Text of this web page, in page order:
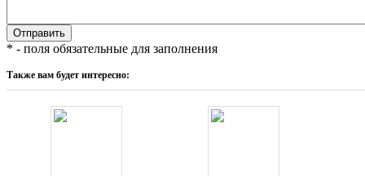
* - поля обязательные для заполнения
Также вам будет интересно: